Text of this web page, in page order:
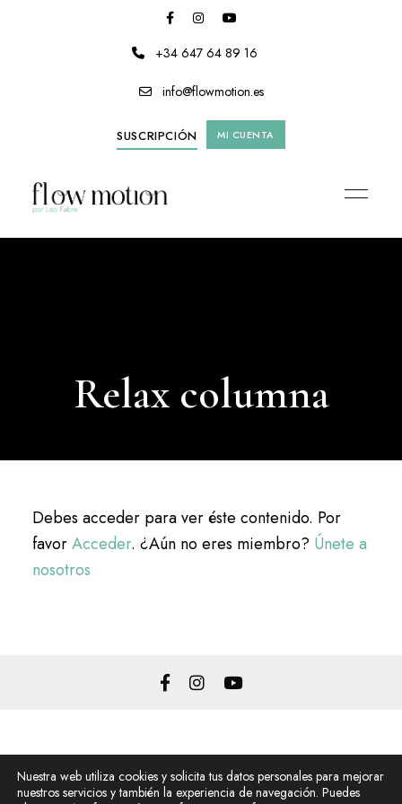
+34 647 64 89 16
info@flowmotion.es
SUSCRIPCIÓN MI CUENTA
Relax columna
Debes acceder para ver éste contenido. Por
favorAcceder. ¿Aún no eres miembro? Únete a
nosotros
Política de cookies
Nuestra web utiliza cookies y solicita tus datos personales para mejorar
nuestros servicios y también la experiencia de navegación. Puedes